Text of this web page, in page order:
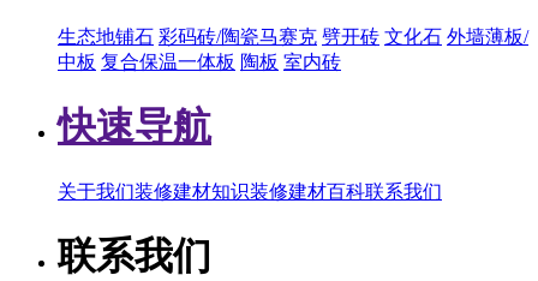
生态地铺石 彩码砖/陶瓷马赛克 劈开砖 文化石 外墙薄板/
中板 复合保温一体板 陶板 室内砖
快速导航
关于我们装修建材知识装修建材百科联系我们
联系我们